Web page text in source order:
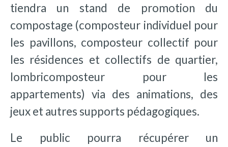
tiendra un stand de promotion du
compostage (composteur individuel pour
les pavillons, composteur collectif pour
les résidences et collectifs de quartier,
lombricomposteur pour les
appartements) via des animations, des
jeux et autres supports pédagogiques.
Le public pourra récupérer un